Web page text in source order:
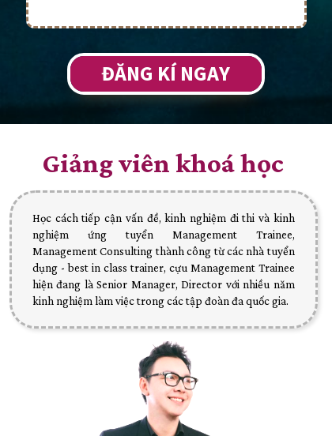
ĐĂNG KÍ NGAY
Giảng viên khoá học
Học cách tiếp cận vấn đề, kinh nghiệm đi thi và kinh
nghiệm ứng tuyển Management Trainee,
Management Consulting thành công từ các nhà tuyển
dụng - best in class trainer, cựu Management Trainee
hiện đang là Senior Manager, Director với nhiều năm
kinh nghiệm làm việc trong các tập đoàn đa quốc gia.